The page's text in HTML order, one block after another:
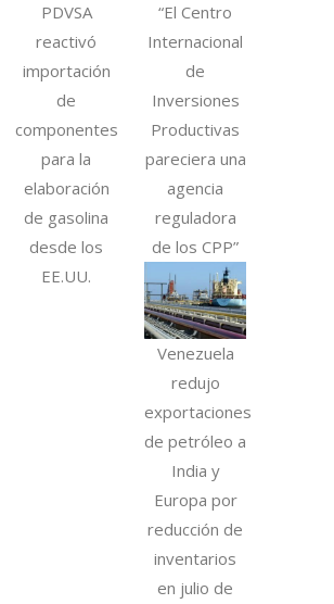
PDVSA
reactivó
importación
de
componentes
para la
elaboración
de gasolina
desde los
EE.UU.
“El Centro
Internacional
de
Inversiones
Productivas
pareciera una
agencia
reguladora
de los CPP”
Venezuela
redujo
exportaciones
de petróleo a
India y
Europa por
reducción de
inventarios
en julio de